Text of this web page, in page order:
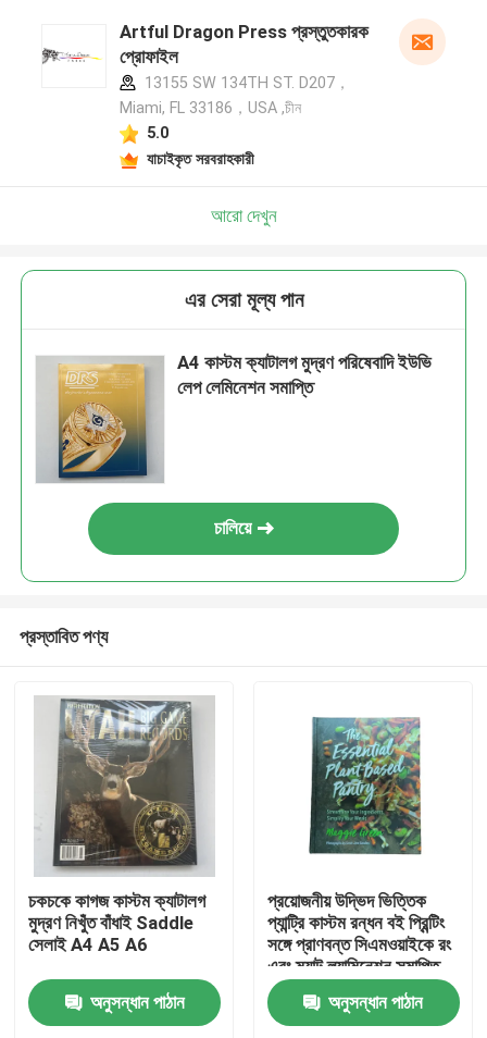
Artful Dragon Press প্রস্তুতকারক
প্রোফাইল
13155 SW 134TH ST. D207，
Miami, FL 33186，USA ,চীন
5.0
যাচাইকৃত সরবরাহকারী
আরো দেখুন
এর সেরা মূল্য পান
A4 কাস্টম ক্যাটালগ মুদ্রণ পরিষেবাদি ইউভি
লেপ লেমিনেশন সমাপ্তি
চালিয়ে
প্রস্তাবিত পণ্য
চকচকে কাগজ কাস্টম ক্যাটালগ
মুদ্রণ নিখুঁত বাঁধাই Saddle
সেলাই A4 A5 A6
অনুসন্ধান পাঠান
প্রয়োজনীয় উদ্ভিদ ভিত্তিক
প্যান্ট্রি কাস্টম রন্ধন বই প্রিন্টিং
সঙ্গে প্রাণবন্ত সিএমওয়াইকে রং
এবং ম্যাট ল্যামিনেশন সমাপ্তি
অনুসন্ধান পাঠান